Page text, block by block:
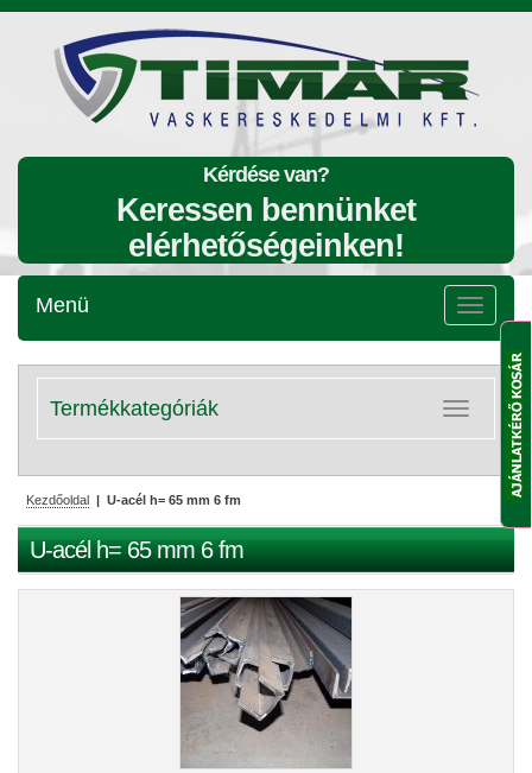
Kérdése van?
Keressen bennünket
elérhetőségeinken!
Menü
Menü
Kategóriák
lenyitása
Termékkategóriák
Kezdőoldal | U-acél h= 65 mm 6 fm
U-acél h= 65 mm 6 fm